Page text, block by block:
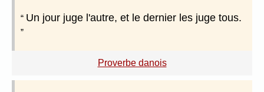
Un jour juge l'autre, et le dernier les juge tous.
Proverbe danois